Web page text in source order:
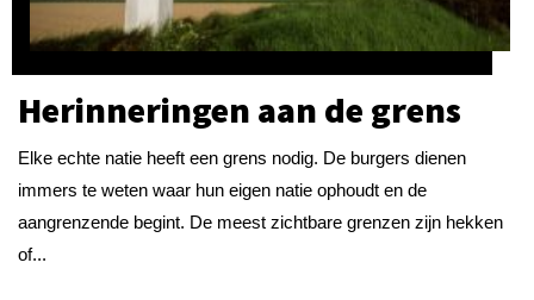
Herinneringen aan de grens
Elke echte natie heeft een grens nodig. De burgers dienen
immers te weten waar hun eigen natie ophoudt en de
aangrenzende begint. De meest zichtbare grenzen zijn hekken
of...